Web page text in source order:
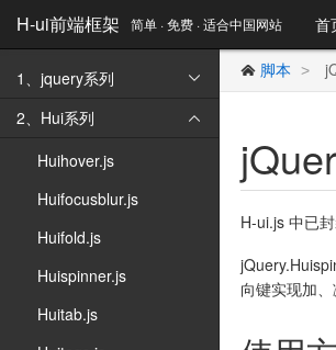
H-ui前端框架 简单 · 免费 · 适合中国网站 首
1、jquery系列 
2、Hui系列 
Huihover.js
Huifocusblur.js
Huifold.js
Huispinner.js
Huitab.js
 脚本 >
H-ui.js 中已
向键实现加、